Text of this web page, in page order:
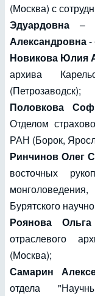
(Москва) с
Эдуардовна –
Александровна-
Новикова Юлия
архива
(Петрозаводск);
Половкова
Отделом
РАН (Борок,
Ринчинов Олег
восточных
Бурятского
Роянова
отраслевого
(Москва);
Самарин
отдела